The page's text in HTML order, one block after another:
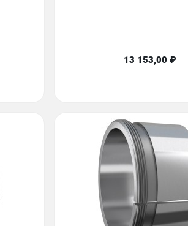
13 153,00 ₽